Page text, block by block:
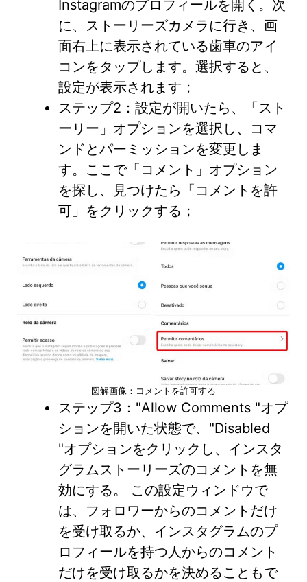
Instagramのプロフィールを開く。次
に、ストーリーズカメラに行き、画
面右上に表示されている歯車のアイ
コンをタップします。選択すると、
設定が表示されます；
ステップ2：設定が開いたら、「スト
ーリー」オプションを選択し、コマ
ンドとパーミッションを変更しま
す。ここで「コメント」オプション
を探し、見つけたら「コメントを許
可」をクリックする；
図解画像：コメントを許可する
ステップ3："Allow Comments "オプ
ションを開いた状態で、"Disabled
"オプションをクリックし、インスタ
グラムストーリーズのコメントを無
効にする。 この設定ウィンドウで
は、フォロワーからのコメントだけ
を受け取るか、インスタグラムのプ
ロフィールを持つ人からのコメント
だけを受け取るかを決めることもで